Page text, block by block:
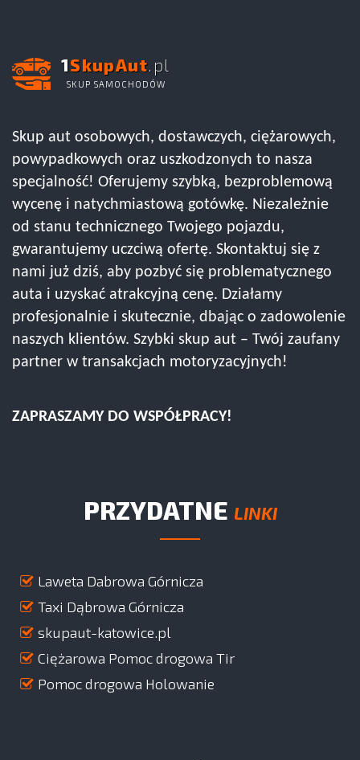
1SkupAut.pl
SKUP SAMOCHODÓW
Skup aut osobowych, dostawczych, ciężarowych,
powypadkowych oraz uszkodzonych to nasza
specjalność! Oferujemy szybką, bezproblemową
wycenę i natychmiastową gotówkę. Niezależnie
od stanu technicznego Twojego pojazdu,
gwarantujemy uczciwą ofertę. Skontaktuj się z
nami już dziś, aby pozbyć się problematycznego
auta i uzyskać atrakcyjną cenę. Działamy
profesjonalnie i skutecznie, dbając o zadowolenie
naszych klientów. Szybki skup aut – Twój zaufany
partner w transakcjach motoryzacyjnych!
ZAPRASZAMY DO WSPÓŁPRACY!
PRZYDATNE LINKI
Laweta Dabrowa Górnicza
Taxi Dąbrowa Górnicza
skupaut-katowice.pl
Ciężarowa Pomoc drogowa Tir
Pomoc drogowa Holowanie